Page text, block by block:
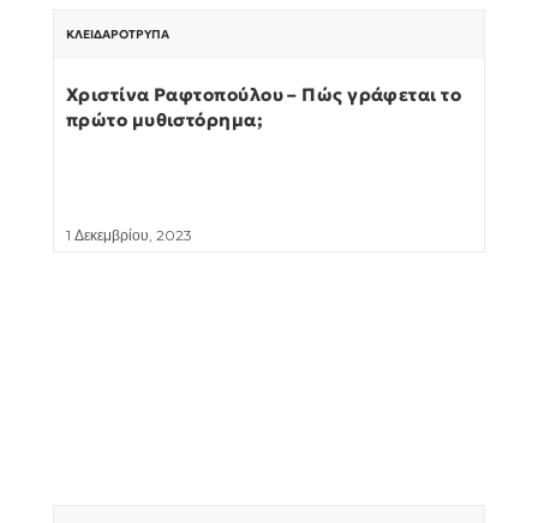
ΚΛΕΙΔΑΡΌΤΡΥΠΑ
Χριστίνα Ραφτοπούλου – Πώς γράφεται το
πρώτο μυθιστόρημα;
1 Δεκεμβρίου, 2023